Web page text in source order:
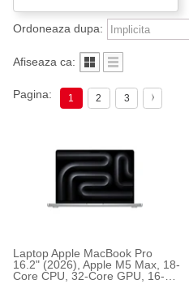
Ordoneaza dupa:
Afiseaza ca:
Pagina: 1 2 3
Laptop Apple MacBook Pro
16.2" (2026), Apple M5 Max, 18-
Core CPU, 32-Core GPU, 16-